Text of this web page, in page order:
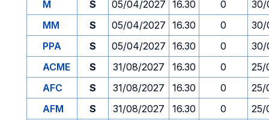
M S 05/04/2027 16.30 0
30/
MM
S 05/04/2027 16.30 0
30/
PPA
S 05/04/2027 16.30 0
30/
ACME
S 31/08/2027 16.30 0
25/
AFC
S 31/08/2027 16.30 0
25/
AFM
S 31/08/2027 16.30 0
25/